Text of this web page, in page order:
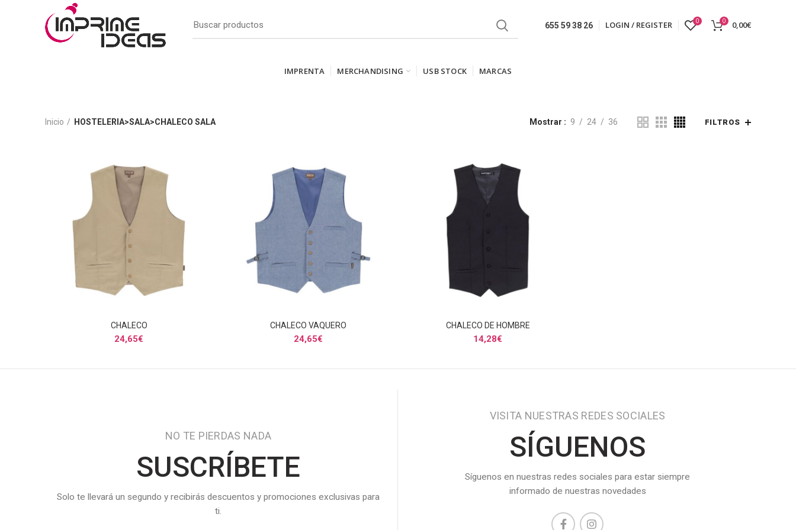
655 59 38 26 LOGIN / REGISTER 0 0 0,00€
IMPRENTA MERCHANDISING USB STOCK MARCAS
Inicio HOSTELERIA>SALA>CHALECO SALA Mostrar 9 24 36 FILTROS
SELECCIONAR OPCIONES
CHALECO
24,65€
SELECCIONAR OPCIONES
CHALECO VAQUERO
24,65€
SELECCIONAR OPCIONES
CHALECO DE HOMBRE
14,28€
NO TE PIERDAS NADA
SUSCRÍBETE
Solo te llevará un segundo y recibirás descuentos y promociones exclusivas para
ti.
VISITA NUESTRAS REDES SOCIALES
SÍGUENOS
Síguenos en nuestras redes sociales para estar siempre
informado de nuestras novedades